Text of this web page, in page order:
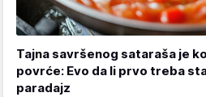
Tajna savršenog sataraša je
povrće: Evo da li prvo treba
paradajz